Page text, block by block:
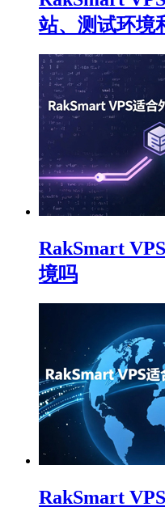
站、测试环境
RakSmart
境吗
RakSmart